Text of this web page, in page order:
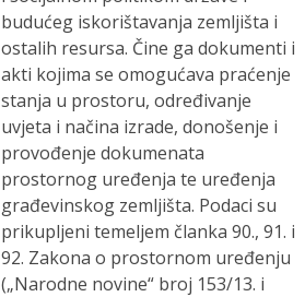
budućeg iskorištavanja zemljišta i
ostalih resursa. Čine ga dokumenti i
akti kojima se omogućava praćenje
stanja u prostoru, određivanje
uvjeta i načina izrade, donošenje i
provođenje dokumenata
prostornog uređenja te uređenja
građevinskog zemljišta. Podaci su
prikupljeni temeljem članka 90., 91. i
92. Zakona o prostornom uređenju
(„Narodne novine“ broj 153/13. i